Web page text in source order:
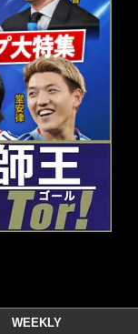
WEEKLY